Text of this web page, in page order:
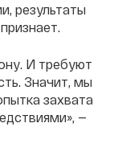
результаты
И требуют
Значит, мы
захвата
—